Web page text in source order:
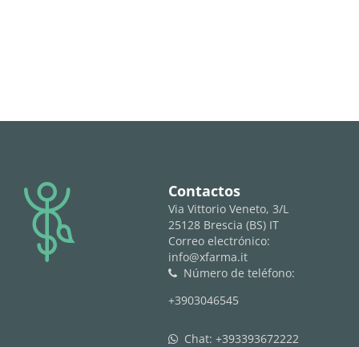
logo Contactos
Via Vittorio Veneto, 3/L
25128 Brescia (BS) IT
Correo electrónico:
info@xfarma.it
phone
Número de teléfono:
+3903046545
whatsapp Chat: +393393672222